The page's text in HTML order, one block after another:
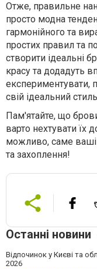
Отже, правильне
просто модна
гармонійного та
простих правил та
створити ідеальні
красу та додадуть
експериментувати,
свій ідеальний
Пам'ятайте, що
варто нехтувати їх
можливо, саме ваші
та захоплення!
Останні новини
Відпочинок у Києві та
2026